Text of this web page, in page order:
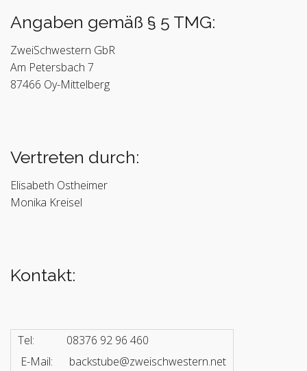
Angaben gemäß § 5 TMG:
ZweiSchwestern GbR
Am Petersbach 7
87466 Oy-Mittelberg
Vertreten durch:
Elisabeth Ostheimer
Monika Kreisel
Kontakt:
Tel:
08376 92 96 460
E-Mail:
backstube@zweischwestern.net